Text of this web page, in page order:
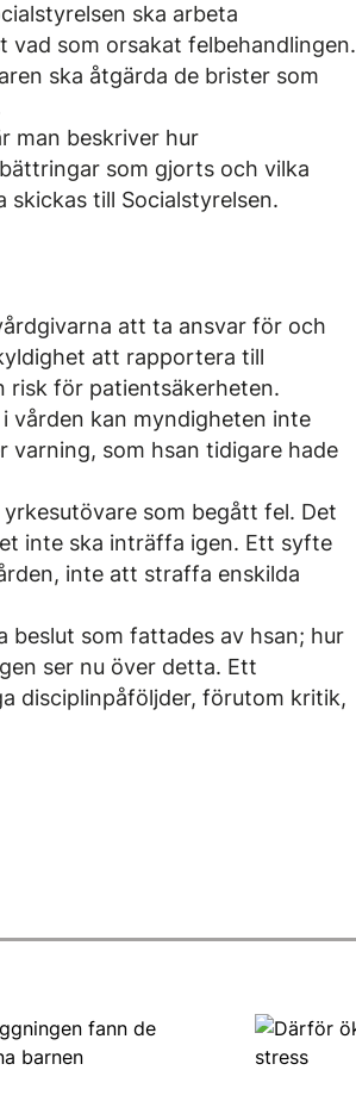
ska arbeta
som orsakat felbehandlingen.
ska åtgärda de brister som
man beskriver hur
som gjorts och vilka
till Socialstyrelsen.
att ta ansvar för och
att rapportera till
risk för patientsäkerheten.
vården kan myndigheten inte
varning, som hsan tidigare hade
som begått fel. Det
inte ska inträffa igen. Ett syfte
inte att straffa enskilda
beslut som fattades av hsan; hur
ser nu över detta. Ett
disciplinpåföljder, förutom kritik,